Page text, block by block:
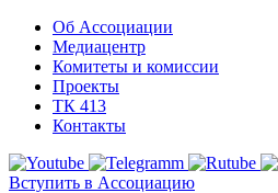
Об Ассоциации
Медиацентр
Комитеты и комиссии
Проекты
ТК 413
Контакты
Вступить в Ассоциацию